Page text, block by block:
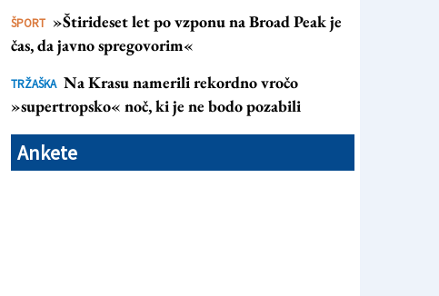
ŠPORT »Štirideset let po vzponu na Broad Peak je
čas, da javno spregovorim«
TRŽAŠKA Na Krasu namerili rekordno vročo
»supertropsko« noč, ki je ne bodo pozabili
Ankete